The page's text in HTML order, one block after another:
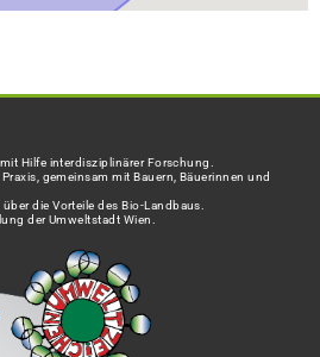
Hilfe interdisziplinärer Forschung.
gemeinsam mit Bauern, Bäuerinnen und
die Vorteile des Bio-Landbaus.
der Umweltstadt Wien.